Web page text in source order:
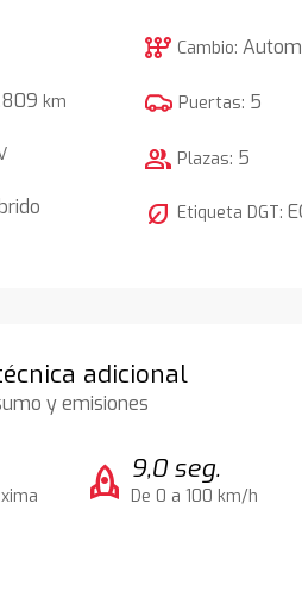
km
auto_transmission Cambio:
Puertas: 5
group Plazas: 5
nest_eco_leaf Etiqueta DGT:
adicional
y emisiones
rocket 9,0 seg.
De 0 a 100 km/h